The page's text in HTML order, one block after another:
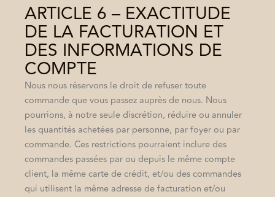
ARTICLE 6 – EXACTITUDE
DE LA FACTURATION ET
DES INFORMATIONS DE
COMPTE
Nous nous réservons le droit de refuser toute
commande que vous passez auprès de nous. Nous
pourrions, à notre seule discrétion, réduire ou annuler
les quantités achetées par personne, par foyer ou par
commande. Ces restrictions pourraient inclure des
commandes passées par ou depuis le même compte
client, la même carte de crédit, et/ou des commandes
qui utilisent la même adresse de facturation et/ou